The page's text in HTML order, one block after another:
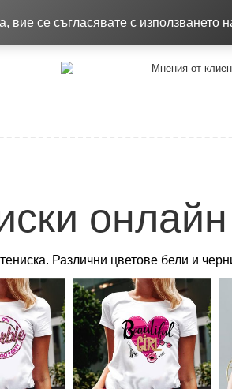
Мнения от
онлайн
Различни цветове бели и
вие се съгласявате с използването